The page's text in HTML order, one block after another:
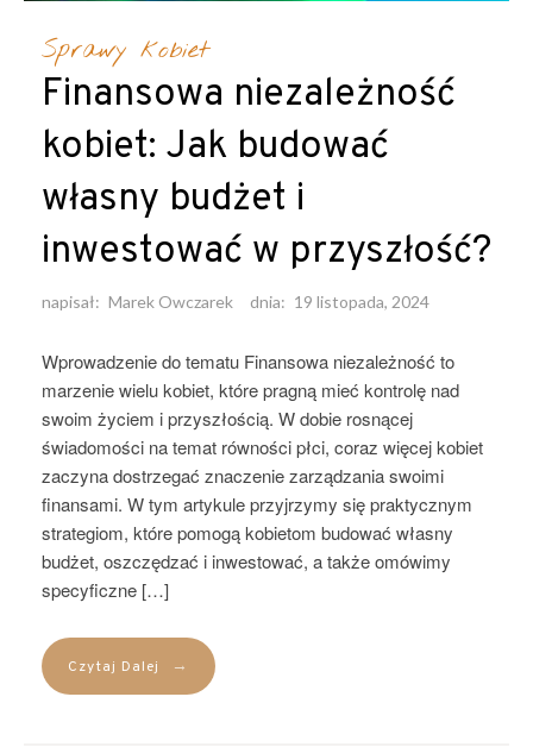
Sprawy kobiet
Finansowa niezależność
kobiet: Jak budować
własny budżet i
inwestować w przyszłość?
napisał: Marek Owczarek dnia: 19 listopada, 2024
Wprowadzenie do tematu Finansowa niezależność to
marzenie wielu kobiet, które pragną mieć kontrolę nad
swoim życiem i przyszłością. W dobie rosnącej
świadomości na temat równości płci, coraz więcej kobiet
zaczyna dostrzegać znaczenie zarządzania swoimi
finansami. W tym artykule przyjrzymy się praktycznym
strategiom, które pomogą kobietom budować własny
budżet, oszczędzać i inwestować, a także omówimy
specyficzne […]
Czytaj Dalej →